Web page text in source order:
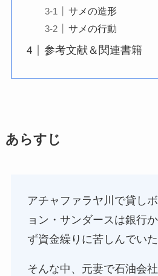
サメの造形
サメの行動
参考文献＆関連書籍
あらすじ
アチャファラヤ川で貸し
ョン・サンダースは銀行
ず資金繰りに苦しんでいた
そんな中、元妻で石油会